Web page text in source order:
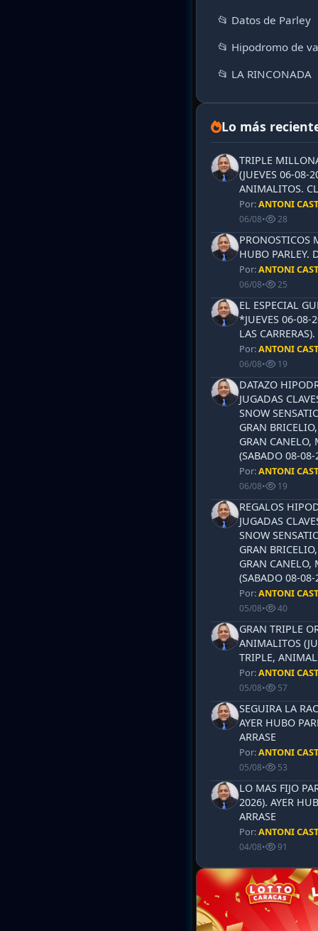
📂 Datos de Parley
📂 Hipodromo de
📂 LA RINCONADA
Lo más
TRIPLE
(JUEVES 06-08-
ANIMALITOS.
Por:ANTONI
06/08• 28
PRONOSTICOS
HUBO PARLEY.
Por:ANTONI
06/08• 25
EL ESPECIAL
*JUEVES 06-08-
LAS
Por:ANTONI
06/08• 19
DATAZO
JUGADAS
SNOW
GRAN
GRAN CANELO,
(SABADO 08-
Por:ANTONI
06/08• 19
REGALOS
JUGADAS
SNOW
GRAN
GRAN CANELO,
(SABADO 08-
Por:ANTONI
05/08• 40
GRAN TRIPLE
ANIMALITOS
TRIPLE,
Por:ANTONI
05/08• 57
SEGUIRA LA
AYER HUBO
ARRASE
Por:ANTONI
05/08• 53
LO MAS FIJO
2026). AYER
ARRASE
Por:ANTONI
04/08• 91